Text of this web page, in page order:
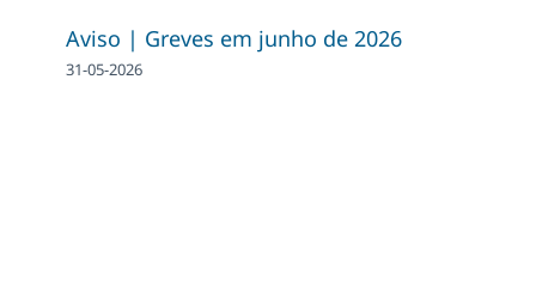
Aviso | Greves em junho de 2026
31-05-2026